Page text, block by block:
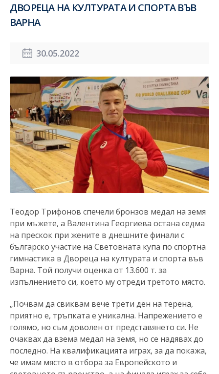
ДВОРЕЦА НА КУЛТУРАТА И СПОРТА ВЪВ
ВАРНА
30.05.2022
Теодор Трифонов спечели бронзов медал на земя
при мъжете, а Валентина Георгиева остана седма
на прескок при жените в днешните финали с
българско участие на Световната купа по спортна
гимнастика в Двореца на културата и спорта във
Варна. Той получи оценка от 13.600 т. за
изпълнението си, което му отреди третото място.
„Почвам да свиквам вече трети ден на терена,
приятно е, тръпката е уникална. Напрежението е
голямо, но съм доволен от представянето си. Не
очаквах да взема медал на земя, но се надявах до
последно. На квалификацията играх, за да покажа,
че имам място в отбора за Европейското и